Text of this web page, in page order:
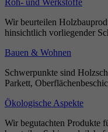
Roh- und Werkstoffe
Wir beurteilen
hinsichtlich vorliegender
Bauen & Wohnen
Schwerpunkte sind
Parkett,
Ökologische Aspekte
Wir begutachten Produkte